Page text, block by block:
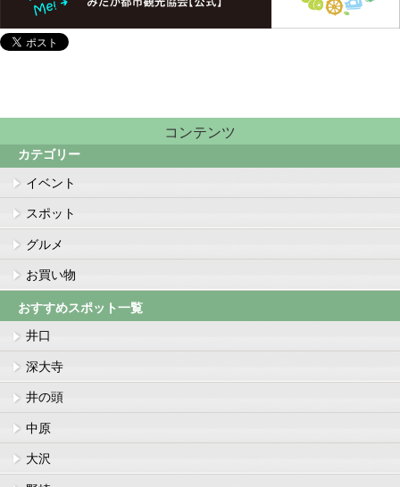
コンテンツ
カテゴリー
イベント
スポット
グルメ
お買い物
おすすめスポット一覧
井口
深大寺
井の頭
中原
大沢